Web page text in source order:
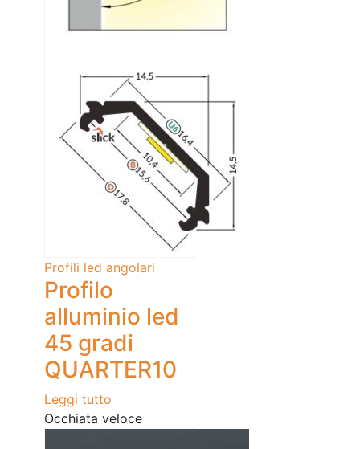
Profili led angolari
Profilo
alluminio led
45 gradi
QUARTER10
Leggi tutto
Occhiata veloce